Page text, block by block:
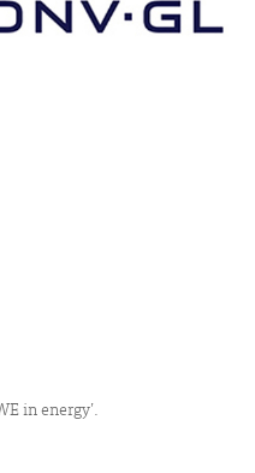
in energy’.